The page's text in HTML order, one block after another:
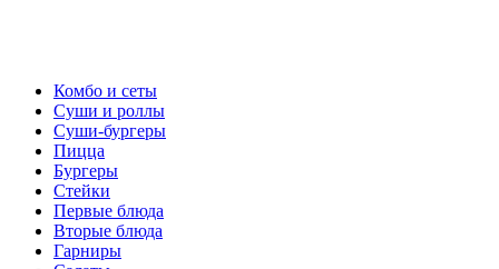
Комбо и сеты
Суши и роллы
Суши-бургеры
Пицца
Бургеры
Стейки
Первые блюда
Вторые блюда
Гарниры